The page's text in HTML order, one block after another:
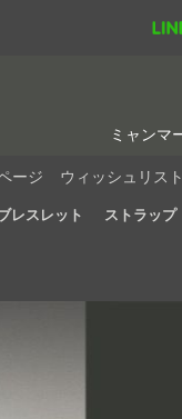
ージ ウィッシュリスト
ミャンマ
レスレット ストラップ